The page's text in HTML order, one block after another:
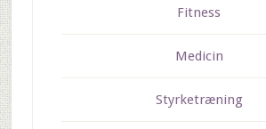
Fitness
Medicin
Styrketræning